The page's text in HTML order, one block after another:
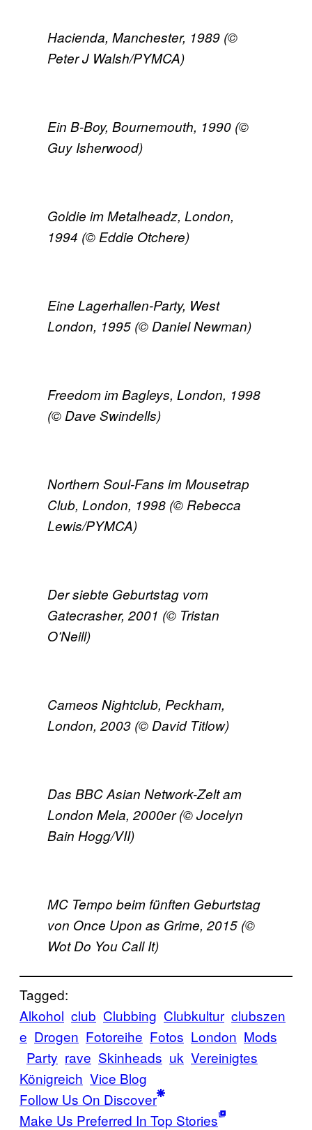
Hacienda, Manchester, 1989 (©
Peter J Walsh/PYMCA)
Ein B-Boy, Bournemouth, 1990 (©
Guy Isherwood)
Goldie im Metalheadz, London,
1994 (© Eddie Otchere)
Eine Lagerhallen-Party, West
London, 1995 (© Daniel Newman)
Freedom im Bagleys, London, 1998
(© Dave Swindells)
Northern Soul-Fans im Mousetrap
Club, London, 1998 (© Rebecca
Lewis/PYMCA)
Der siebte Geburtstag vom
Gatecrasher, 2001 (© Tristan
O’Neill)
Cameos Nightclub, Peckham,
London, 2003 (© David Titlow)
Das BBC Asian Network-Zelt am
London Mela, 2000er (© Jocelyn
Bain Hogg/VII)
MC Tempo beim fünften Geburtstag
von Once Upon as Grime, 2015 (©
Wot Do You Call It)
Tagged:
Alkohol club Clubbing Clubkultur clubszen
e Drogen Fotoreihe Fotos London Mods
Party rave Skinheads uk Vereinigtes
Königreich Vice Blog
Follow Us On Discover
Make Us Preferred In Top Stories